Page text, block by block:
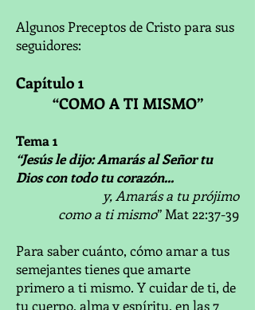
Algunos Preceptos de Cristo para sus
seguidores:
Capítulo 1
“COMO A TI MISMO”
Tema 1
“Jesús le dijo: Amarás al Señor tu
Dios con todo tu corazón...
y, Amarás a tu prójimo
como a ti mismo” Mat 22:37-39
Para saber cuánto, cómo amar a tus
semejantes tienes que amarte
primero a ti mismo. Y cuidar de ti, de
tu cuerpo, alma y espíritu, en las 7